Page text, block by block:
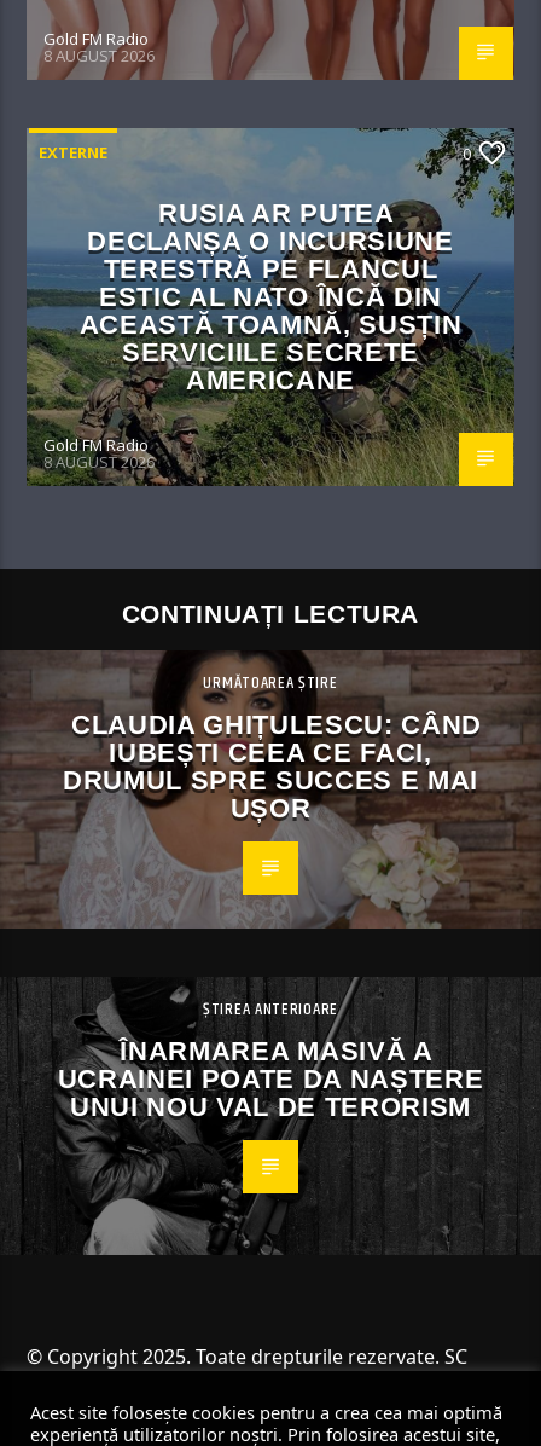
Gold FM Radio
8 AUGUST 2026
EXTERNE 0
RUSIA AR PUTEA
DECLANȘA O INCURSIUNE
TERESTRĂ PE FLANCUL
ESTIC AL NATO ÎNCĂ DIN
ACEASTĂ TOAMNĂ, SUSȚIN
SERVICIILE SECRETE
AMERICANE
Gold FM Radio
8 AUGUST 2026
CONTINUAȚI LECTURA
URMĂTOAREA ȘTIRE
CLAUDIA GHIȚULESCU: CÂND
IUBEȘTI CEEA CE FACI,
DRUMUL SPRE SUCCES E MAI
UȘOR
ȘTIREA ANTERIOARE
ÎNARMAREA MASIVĂ A
UCRAINEI POATE DA NAȘTERE
UNUI NOU VAL DE TERORISM
© Copyright 2025. Toate drepturile rezervate. SC
Acest site folosește cookies pentru a crea cea mai optimă
experiență utilizatorilor noștri. Prin folosirea acestui site,